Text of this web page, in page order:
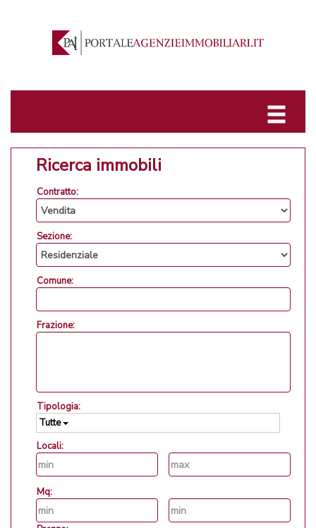
Ricerca immobili
Contratto:
Sezione:
Comune:
Frazione:
Tipologia:
Tutte
Locali:
Mq: